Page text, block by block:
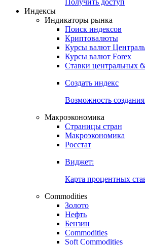
Попробуйте7-дневный
Откройте глобальную
Получить доступ
Индикаторы рынка
Поиск индексов
Курсы валют
Ставки центральных
Создать индекс
Возможность создания
Страницы стран
Росстат
Виджет:
Карта процентных
Commodities
Золото